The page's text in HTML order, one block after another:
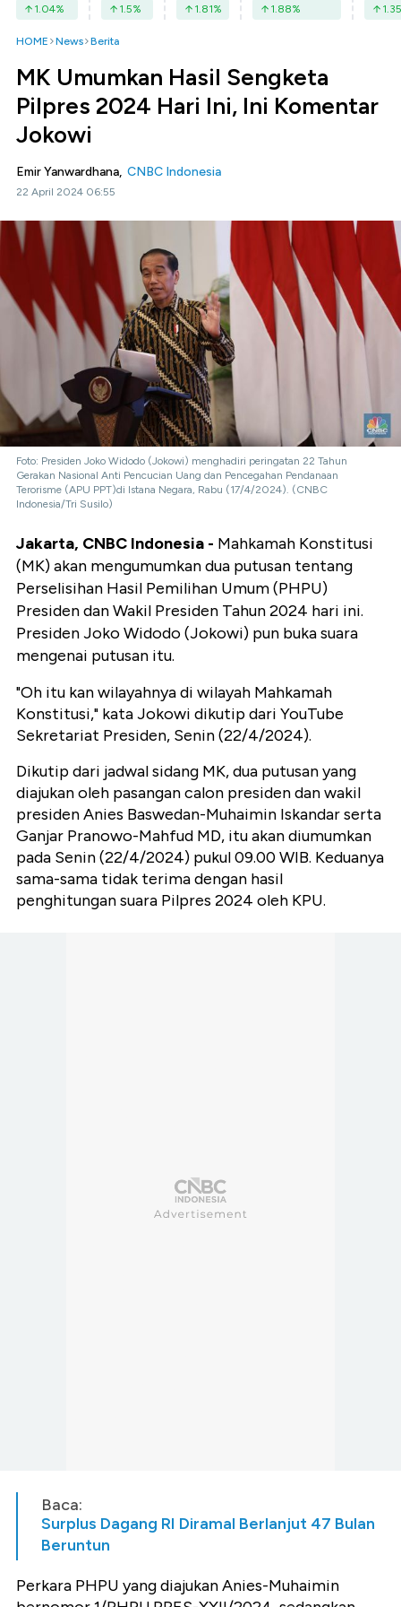
1.04% 1.5% 1.81% 1.88% 1.35
HOME News Berita
MK Umumkan Hasil Sengketa
Pilpres 2024 Hari Ini, Ini Komentar
Jokowi
Emir Yanwardhana, CNBC Indonesia
22 April 2024 06:55
Foto: Presiden Joko Widodo (Jokowi) menghadiri peringatan 22 Tahun
Gerakan Nasional Anti Pencucian Uang dan Pencegahan Pendanaan
Terorisme (APU PPT)di Istana Negara, Rabu (17/4/2024). (CNBC
Indonesia/Tri Susilo)
Jakarta, CNBC Indonesia - Mahkamah Konstitusi
(MK) akan mengumumkan dua putusan tentang
Perselisihan Hasil Pemilihan Umum (PHPU)
Presiden dan Wakil Presiden Tahun 2024 hari ini.
Presiden Joko Widodo (Jokowi) pun buka suara
mengenai putusan itu.
"Oh itu kan wilayahnya di wilayah Mahkamah
Konstitusi," kata Jokowi dikutip dari YouTube
Sekretariat Presiden, Senin (22/4/2024).
Dikutip dari jadwal sidang MK, dua putusan yang
diajukan oleh pasangan calon presiden dan wakil
presiden Anies Baswedan-Muhaimin Iskandar serta
Ganjar Pranowo-Mahfud MD, itu akan diumumkan
pada Senin (22/4/2024) pukul 09.00 WIB. Keduanya
sama-sama tidak terima dengan hasil
penghitungan suara Pilpres 2024 oleh KPU.
Baca:
Surplus Dagang RI Diramal Berlanjut 47 Bulan
Beruntun
Perkara PHPU yang diajukan Anies-Muhaimin